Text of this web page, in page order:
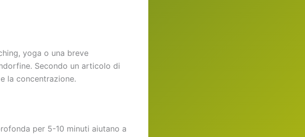
yoga o una breve
Secondo un articolo di
la concentrazione.
per 5-10 minuti aiutano a